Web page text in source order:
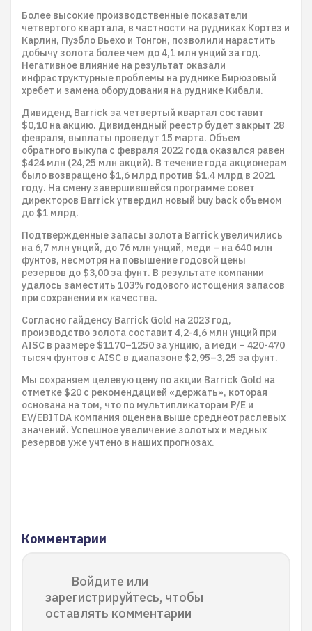
Более высокие производственные показатели
четвертого квартала, в частности на рудниках Кортез и
Карлин, Пуэбло Вьехо и Тонгон, позволили нарастить
добычу золота более чем до 4,1 млн унций за год.
Негативное влияние на результат оказали
инфраструктурные проблемы на руднике Бирюзовый
хребет и замена оборудования на руднике Кибали.
Дивиденд Barrick за четвертый квартал составит
$0,10 на акцию. Дивидендный реестр будет закрыт 28
февраля, выплаты проведут 15 марта. Объем
обратного выкупа с февраля 2022 года оказался равен
$424 млн (24,25 млн акций). В течение года акционерам
было возвращено $1,6 млрд против $1,4 млрд в 2021
году. На смену завершившейся программе совет
директоров Barrick утвердил новый buy back объемом
до $1 млрд.
Подтвержденные запасы золота Barrick увеличились
на 6,7 млн унций, до 76 млн унций, меди – на 640 млн
фунтов, несмотря на повышение годовой цены
резервов до $3,00 за фунт. В результате компании
удалось заместить 103% годового истощения запасов
при сохранении их качества.
Согласно гайденсу Barrick Gold на 2023 год,
производство золота составит 4,2-4,6 млн унций при
AISC в размере $1170–1250 за унцию, а меди – 420-470
тысяч фунтов с AISC в диапазоне $2,95–3,25 за фунт.
Мы сохраняем целевую цену по акции Barrick Gold на
отметке $20 с рекомендацией «держать», которая
основана на том, что по мультипликаторам P/E и
EV/EBITDA компания оценена выше среднеотраслевых
значений. Успешное увеличение золотых и медных
резервов уже учтено в наших прогнозах.
Комментарии
Войдите или
зарегистрируйтесь, чтобы
оставлять комментарии